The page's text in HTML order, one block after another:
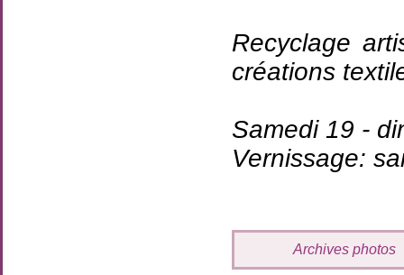
Recyclage
créations
Samedi 19 -
Vernissage:
Archives photos